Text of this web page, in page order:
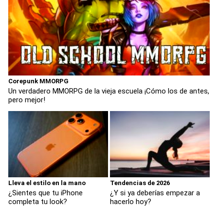
Corepunk MMORPG
Un verdadero MMORPG de la vieja escuela ¡Cómo los de antes,
pero mejor!
Lleva el estilo en la mano
¿Sientes que tu iPhone
completa tu look?
Tendencias de 2026
¿Y si ya deberías empezar a
hacerlo hoy?